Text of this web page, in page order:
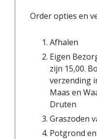
Order opties en
Afhalen
Eigen
zijn 15,00.
verzending
Maas en
Druten
Graszoden
Potgrond